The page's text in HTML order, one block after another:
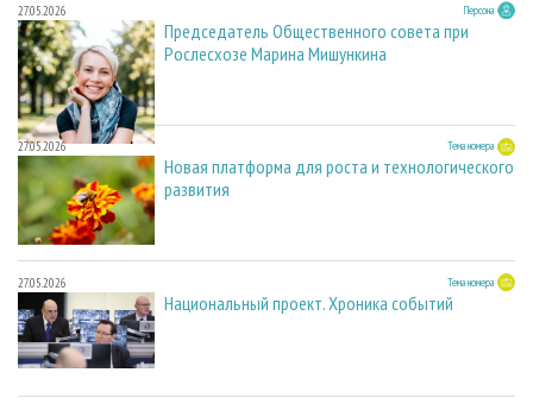
27.05.2026 Персона
Председатель Общественного совета при
Рослесхозе Марина Мишункина
27.05.2026 Тема номера
Новая платформа для роста и технологического
развития
27.05.2026 Тема номера
Национальный проект. Хроника событий